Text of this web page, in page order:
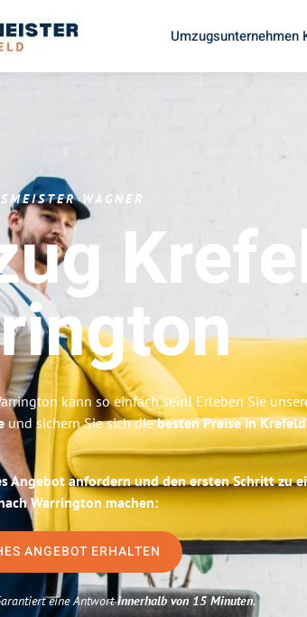
Umzugsunternehmen
WAGNER
kann so einfach sein! Erleben Sie
und sichern Sie sich diebesten Preise in Krefeld
Angebot anfordern und den ersten Schritt zu
Warrington machen:
ANGEBOT ERHALTEN
eine Antwortinnerhalb von 15 Minuten.